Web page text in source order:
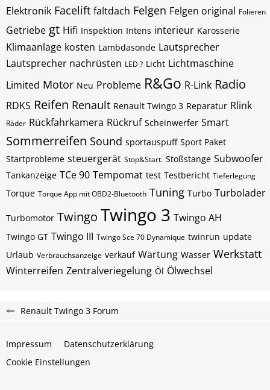
Elektronik Facelift faltdach Felgen Felgen original Folieren
Getriebe gt Hifi Inspektion Intens interieur Karosserie
Klimaanlage kosten Lambdasonde Lautsprecher
Lautsprecher nachrüsten LED ? Licht Lichtmaschine
Limited Motor Neu Probleme R&Go R-Link Radio
RDKS Reifen Renault Renault Twingo 3 Reparatur Rlink
Räder Rückfahrkamera Rückruf Scheinwerfer Smart
Sommerreifen Sound sportauspuff Sport Paket
Startprobleme steuergerät Stop&Start. Stoßstange Subwoofer
Tankanzeige TCe 90 Tempomat test Testbericht Tieferlegung
Torque Torque App mit OBD2-Bluetooth Tuning Turbo Turbolader
Turbomotor Twingo Twingo 3 Twingo AH
Twingo GT Twingo III Twingo Sce 70 Dynamique twinrun update
Urlaub Verbrauchsanzeige verkauf Wartung Wasser Werkstatt
Winterreifen Zentralveriegelung Öl Ölwechsel
Renault Twingo 3 Forum
Impressum
Datenschutzerklärung
Cookie Einstellungen